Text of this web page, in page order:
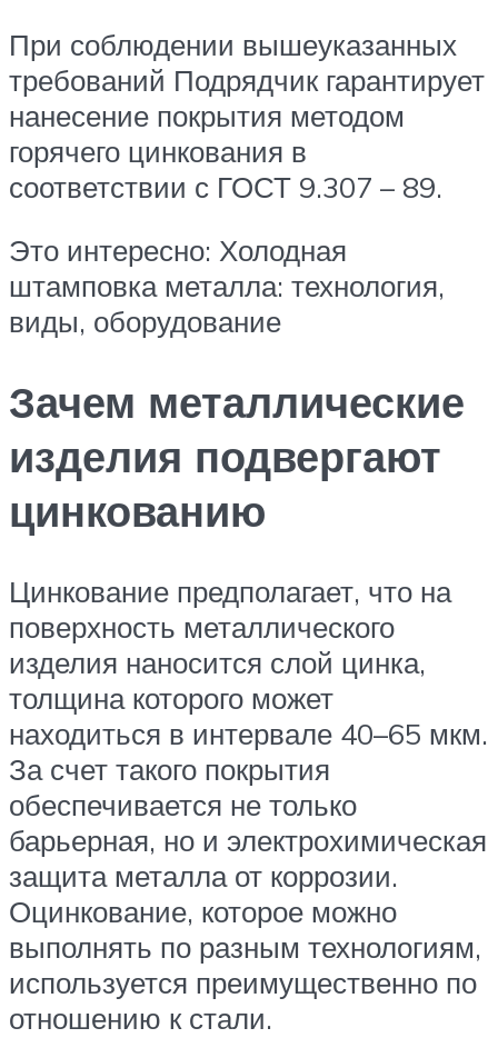
При соблюдении вышеуказанных
требований Подрядчик гарантирует
нанесение покрытия методом
горячего цинкования в
соответствии с ГОСТ 9.307 – 89.
Это интересно: Холодная
штамповка металла: технология,
виды, оборудование
Зачем металлические
изделия подвергают
цинкованию
Цинкование предполагает, что на
поверхность металлического
изделия наносится слой цинка,
толщина которого может
находиться в интервале 40–65 мкм.
За счет такого покрытия
обеспечивается не только
барьерная, но и электрохимическая
защита металла от коррозии.
Оцинкование, которое можно
выполнять по разным технологиям,
используется преимущественно по
отношению к стали.